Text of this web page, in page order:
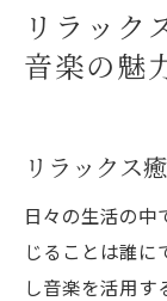
リラック
音楽の魅
リラックス
日々の生活の中
じることは誰に
し音楽を活用す